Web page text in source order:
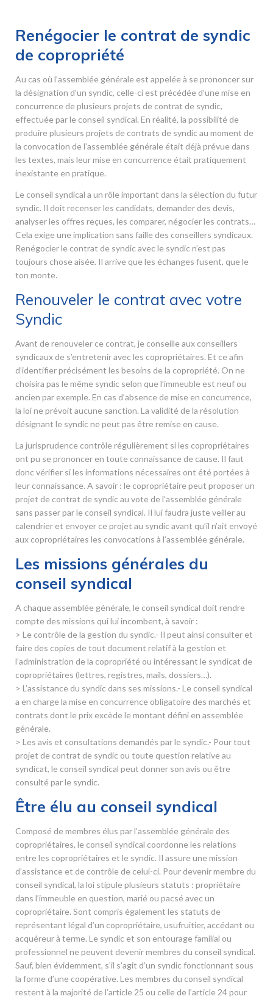
Renégocier le contrat de syndic
de copropriété
Au cas où l’assemblée générale est appelée à se prononcer sur
la désignation d’un syndic, celle-ci est précédée d’une mise en
concurrence de plusieurs projets de contrat de syndic,
effectuée par le conseil syndical. En réalité, la possibilité de
produire plusieurs projets de contrats de syndic au moment de
la convocation de l’assemblée générale était déjà prévue dans
les textes, mais leur mise en concurrence était pratiquement
inexistante en pratique.
Le conseil syndical a un rôle important dans la sélection du futur
syndic. Il doit recenser les candidats, demander des devis,
analyser les offres reçues, les comparer, négocier les contrats…
Cela exige une implication sans faille des conseillers syndicaux.
Renégocier le contrat de syndic avec le syndic n’est pas
toujours chose aisée. Il arrive que les échanges fusent, que le
ton monte.
Renouveler le contrat avec votre
Syndic
Avant de renouveler ce contrat, je conseille aux conseillers
syndicaux de s’entretenir avec les copropriétaires. Et ce afin
d’identifier précisément les besoins de la copropriété. On ne
choisira pas le même syndic selon que l’immeuble est neuf ou
ancien par exemple. En cas d’absence de mise en concurrence,
la loi ne prévoit aucune sanction. La validité de la résolution
désignant le syndic ne peut pas être remise en cause.
La jurisprudence contrôle régulièrement si les copropriétaires
ont pu se prononcer en toute connaissance de cause. Il faut
donc vérifier si les informations nécessaires ont été portées à
leur connaissance. A savoir : le copropriétaire peut proposer un
projet de contrat de syndic au vote de l’assemblée générale
sans passer par le conseil syndical. Il lui faudra juste veiller au
calendrier et envoyer ce projet au syndic avant qu’il n’ait envoyé
aux copropriétaires les convocations à l’assemblée générale.
Les missions générales du
conseil syndical
A chaque assemblée générale, le conseil syndical doit rendre
compte des missions qui lui incombent, à savoir :
> Le contrôle de la gestion du syndic.- Il peut ainsi consulter et
faire des copies de tout document relatif à la gestion et
l’administration de la copropriété ou intéressant le syndicat de
copropriétaires (lettres, registres, mails, dossiers…).
> L’assistance du syndic dans ses missions.- Le conseil syndical
a en charge la mise en concurrence obligatoire des marchés et
contrats dont le prix excède le montant défini en assemblée
générale.
> Les avis et consultations demandés par le syndic.- Pour tout
projet de contrat de syndic ou toute question relative au
syndicat, le conseil syndical peut donner son avis ou être
consulté par le syndic.
Être élu au conseil syndical
Composé de membres élus par l’assemblée générale des
copropriétaires, le conseil syndical coordonne les relations
entre les copropriétaires et le syndic. Il assure une mission
d’assistance et de contrôle de celui-ci. Pour devenir membre du
conseil syndical, la loi stipule plusieurs statuts : propriétaire
dans l’immeuble en question, marié ou pacsé avec un
copropriétaire. Sont compris également les statuts de
représentant légal d’un copropriétaire, usufruitier, accédant ou
acquéreur à terme. Le syndic et son entourage familial ou
professionnel ne peuvent devenir membres du conseil syndical.
Sauf, bien évidemment, s’il s’agit d’un syndic fonctionnant sous
la forme d’une coopérative. Les membres du conseil syndical
restent à la majorité de l’article 25 ou celle de l’article 24 pour